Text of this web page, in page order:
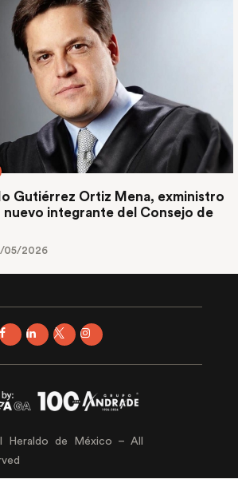
Gutiérrez Ortiz Mena, exministro
nuevo integrante del Consejo de
05/2026
de México – All